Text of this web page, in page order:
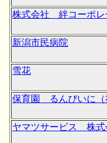
株式会社 絆コーポレ
新潟市民病院
雪花
保育園 るんびいに（
ヤマツサービス 株式